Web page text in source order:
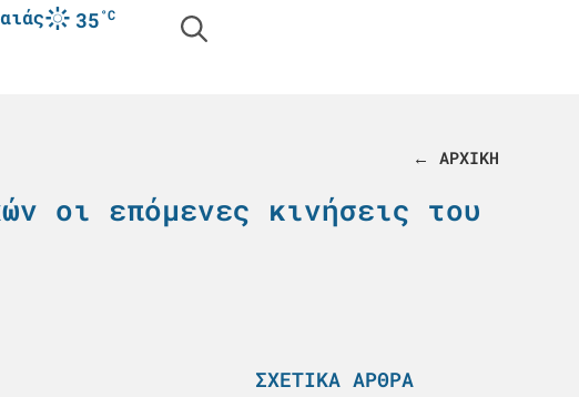
35°C
← ΑΡΧΙΚΗ
οι επόμενες κινήσεις του
ΣΧΕΤΙΚΆ ΆΡΘΡΑ